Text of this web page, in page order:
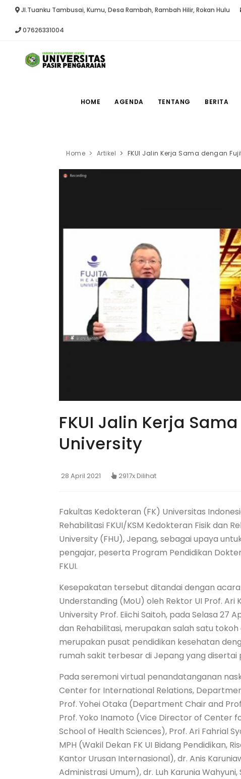
Jl.Tuanku Tambusai, Kumu, Desa Rambah, Rambah Hilir, Rokan Hulu
07626331004
HOME AGENDA TENTANG BERITA
Home Artikel FKUI Jalin Kerja Sama dengan
FKUI Jalin Kerja
University
28 April 2021 2917x Dilihat
Fakultas Kedokteran (FK) Universitas
Rehabilitasi FKUI/KSM Kedokteran Fisik dan
University (FHU), Jepang, sebagai upaya
pengajar, peserta Program Pendidikan
FKUI.
Kesepakatan tersebut ditandai dengan
Understanding (MoU) oleh Rektor UI Prof. Ari
University Prof. Eiichi Saitoh, pada Selasa 27
dan Rehabilitasi, merupakan salah satu
merupakan pusat pendidikan kesehatan
rumah sakit terbesar di Jepang yang
Pada seremoni virtual penandatanganan
Center for International Relations,
Prof. Yohei Otaka (Department Chair and
Prof. Yoko Inamoto (Vice Director of Center
School of Health Sciences), Prof. Ari Fahrial
MPH (Wakil Dekan FK UI Bidang Pendidikan,
Kantor Urusan Internasional), dr. Anis
Administrasi Umum), dr. Luh Karunia